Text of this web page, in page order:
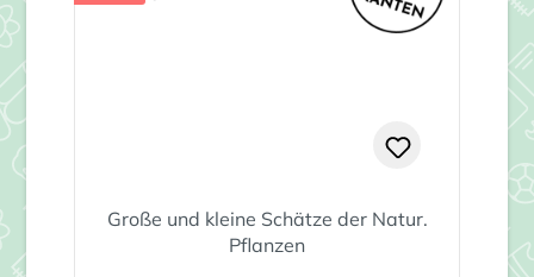
Große und kleine Schätze der Natur.
Pflanzen